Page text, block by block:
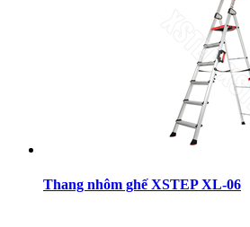
Thang nhôm ghế XSTEP XL-06